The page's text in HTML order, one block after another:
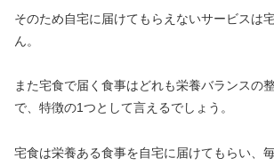
そのため自宅に届けてもらえないサービスは
ん。
また宅食で届く食事はどれも栄養バランスの
で、特徴の1つとして言えるでしょう。
宅食は栄養ある食事を自宅に届けてもらい、